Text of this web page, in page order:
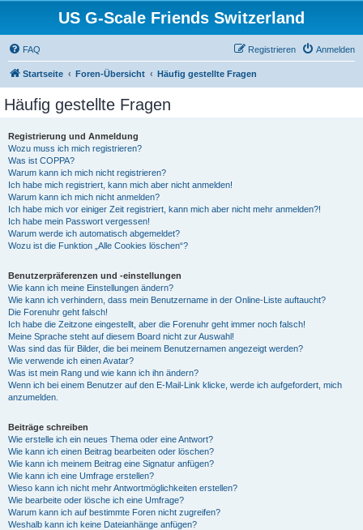
US G-Scale Friends Switzerland
FAQ Anmelden
Registrieren
Startseite Foren-Übersicht Häufig gestellte Fragen
Häufig gestellte Fragen
Registrierung und Anmeldung
Wozu muss ich mich registrieren?
Was ist COPPA?
Warum kann ich mich nicht registrieren?
Ich habe mich registriert, kann mich aber nicht anmelden!
Warum kann ich mich nicht anmelden?
Ich habe mich vor einiger Zeit registriert, kann mich aber nicht mehr anmelden?!
Ich habe mein Passwort vergessen!
Warum werde ich automatisch abgemeldet?
Wozu ist die Funktion „Alle Cookies löschen“?
Benutzerpräferenzen und -einstellungen
Wie kann ich meine Einstellungen ändern?
Wie kann ich verhindern, dass mein Benutzername in der Online-Liste auftaucht?
Die Forenuhr geht falsch!
Ich habe die Zeitzone eingestellt, aber die Forenuhr geht immer noch falsch!
Meine Sprache steht auf diesem Board nicht zur Auswahl!
Was sind das für Bilder, die bei meinem Benutzernamen angezeigt werden?
Wie verwende ich einen Avatar?
Was ist mein Rang und wie kann ich ihn ändern?
Wenn ich bei einem Benutzer auf den E-Mail-Link klicke, werde ich aufgefordert, mich
anzumelden.
Beiträge schreiben
Wie erstelle ich ein neues Thema oder eine Antwort?
Wie kann ich einen Beitrag bearbeiten oder löschen?
Wie kann ich meinem Beitrag eine Signatur anfügen?
Wie kann ich eine Umfrage erstellen?
Wieso kann ich nicht mehr Antwortmöglichkeiten erstellen?
Wie bearbeite oder lösche ich eine Umfrage?
Warum kann ich auf bestimmte Foren nicht zugreifen?
Weshalb kann ich keine Dateianhänge anfügen?